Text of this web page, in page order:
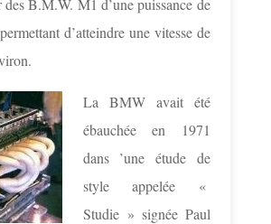
des B.M.W. M1 d’une puissance de
d’atteindre une vitesse de
La BMW avait été
ébauchée en 1971
dans ’une étude de
style appelée «
Studie » signée Paul